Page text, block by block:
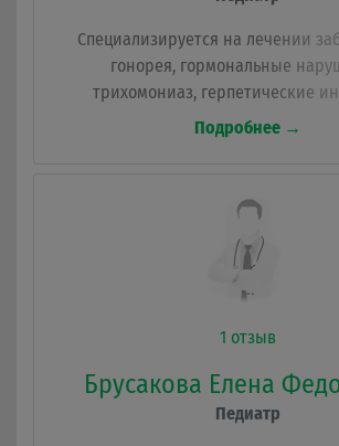
Специализируется на лечении
гонорея, гормональные
трихомониаз, герпетические
определение тактики
папилломавирус (ВПЧ), острое
дому и в поликлинике.
Подробнее →
1 отзыв
Брусакова Елена
Педиатр